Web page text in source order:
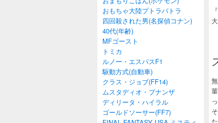
おもちゃ大陸プトラパトラ
四回殺された男(名探偵コナン)
40代(年齢)
MFゴースト
トミカ
ルノー・エスパスF1
駆動方式(自動車)
クラス・ジョブ(FF14)
ムスタディオ・ブナンザ
ディリータ・ハイラル
ゴールドソーサー(FF7)
『